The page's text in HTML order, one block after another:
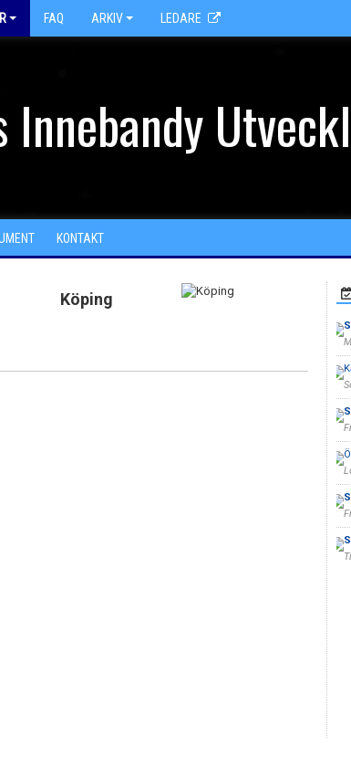
FAQ ARKIV LEDARE
Innebandy
KONTAKT
Köping